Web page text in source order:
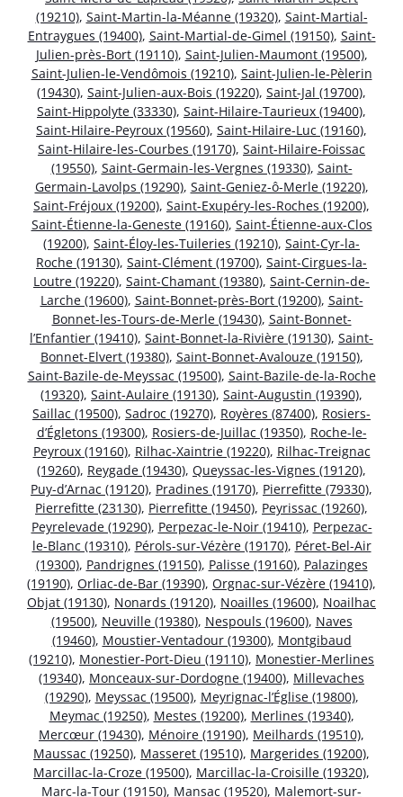
(19210), Saint-Martin-la-Méanne (19320), Saint-Martial-
Entraygues (19400), Saint-Martial-de-Gimel (19150), Saint-
Julien-près-Bort (19110), Saint-Julien-Maumont (19500),
Saint-Julien-le-Vendômois (19210), Saint-Julien-le-Pèlerin
(19430), Saint-Julien-aux-Bois (19220), Saint-Jal (19700),
Saint-Hippolyte (33330), Saint-Hilaire-Taurieux (19400),
Saint-Hilaire-Peyroux (19560), Saint-Hilaire-Luc (19160),
Saint-Hilaire-les-Courbes (19170), Saint-Hilaire-Foissac
(19550), Saint-Germain-les-Vergnes (19330), Saint-
Germain-Lavolps (19290), Saint-Geniez-ô-Merle (19220),
Saint-Fréjoux (19200), Saint-Exupéry-les-Roches (19200),
Saint-Étienne-la-Geneste (19160), Saint-Étienne-aux-Clos
(19200), Saint-Éloy-les-Tuileries (19210), Saint-Cyr-la-
Roche (19130), Saint-Clément (19700), Saint-Cirgues-la-
Loutre (19220), Saint-Chamant (19380), Saint-Cernin-de-
Larche (19600), Saint-Bonnet-près-Bort (19200), Saint-
Bonnet-les-Tours-de-Merle (19430), Saint-Bonnet-
l’Enfantier (19410), Saint-Bonnet-la-Rivière (19130), Saint-
Bonnet-Elvert (19380), Saint-Bonnet-Avalouze (19150),
Saint-Bazile-de-Meyssac (19500), Saint-Bazile-de-la-Roche
(19320), Saint-Aulaire (19130), Saint-Augustin (19390),
Saillac (19500), Sadroc (19270), Royères (87400), Rosiers-
d’Égletons (19300), Rosiers-de-Juillac (19350), Roche-le-
Peyroux (19160), Rilhac-Xaintrie (19220), Rilhac-Treignac
(19260), Reygade (19430), Queyssac-les-Vignes (19120),
Puy-d’Arnac (19120), Pradines (19170), Pierrefitte (79330),
Pierrefitte (23130), Pierrefitte (19450), Peyrissac (19260),
Peyrelevade (19290), Perpezac-le-Noir (19410), Perpezac-
le-Blanc (19310), Pérols-sur-Vézère (19170), Péret-Bel-Air
(19300), Pandrignes (19150), Palisse (19160), Palazinges
(19190), Orliac-de-Bar (19390), Orgnac-sur-Vézère (19410),
Objat (19130), Nonards (19120), Noailles (19600), Noailhac
(19500), Neuville (19380), Nespouls (19600), Naves
(19460), Moustier-Ventadour (19300), Montgibaud
(19210), Monestier-Port-Dieu (19110), Monestier-Merlines
(19340), Monceaux-sur-Dordogne (19400), Millevaches
(19290), Meyssac (19500), Meyrignac-l’Église (19800),
Meymac (19250), Mestes (19200), Merlines (19340),
Mercœur (19430), Ménoire (19190), Meilhards (19510),
Maussac (19250), Masseret (19510), Margerides (19200),
Marcillac-la-Croze (19500), Marcillac-la-Croisille (19320),
Marc-la-Tour (19150), Mansac (19520), Malemort-sur-